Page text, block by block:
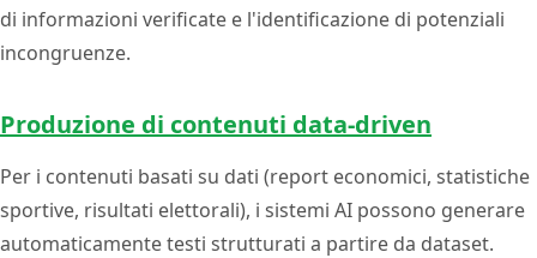
di informazioni verificate e l'identificazione di potenziali
incongruenze.
Produzione di contenuti data-driven
Per i contenuti basati su dati (report economici, statistiche
sportive, risultati elettorali), i sistemi AI possono generare
automaticamente testi strutturati a partire da dataset.